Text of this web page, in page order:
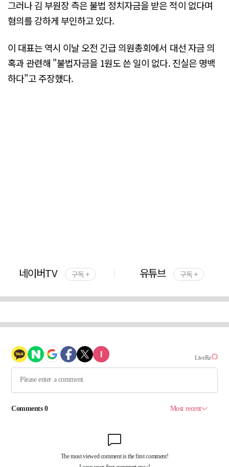
그러나 김 부원장 측은 불법 정치자금을 받은 적이 없다며
혐의를 강하게 부인하고 있다.
이 대표는 역시 이날 오전 긴급 의원총회에서 대선 자금 의
혹과 관련해 "불법자금을 1원도 쓴 일이 없다. 진실은 명백
하다"고 주장했다.
네이버TV 구독 + 유튜브 구독 +